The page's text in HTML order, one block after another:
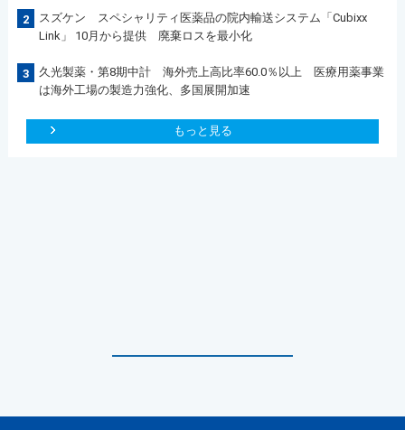
2
スズケン スペシャリティ医薬品の院内輸送システム「Cubixx
Link」 10月から提供 廃棄ロスを最小化
3
久光製薬・第8期中計 海外売上高比率60.0％以上 医療用薬事業
は海外工場の製造力強化、多国展開加速
もっと見る